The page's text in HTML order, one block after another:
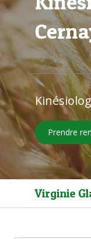
Prendre
Virginie